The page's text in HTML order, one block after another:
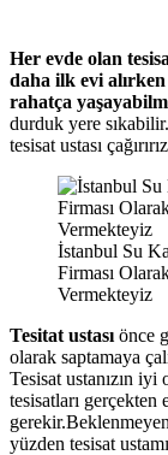
Her evde olan
daha ilk evi
rahatça
durduk yere
tesisat ustası
İstanbul Su
Firması
Vermekteyiz
Tesitat ustası önce
olarak saptamaya
Tesisat ustanızın
tesisatları gerçekten
yüzden tesisat